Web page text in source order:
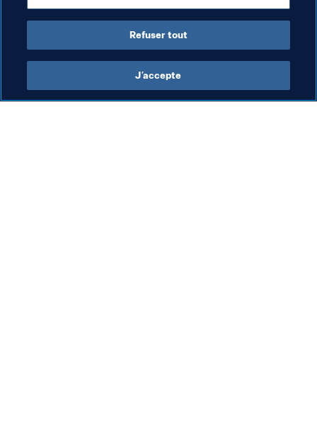
Concacaf OFC CONMEBOL
Refuser tout
J’accepte